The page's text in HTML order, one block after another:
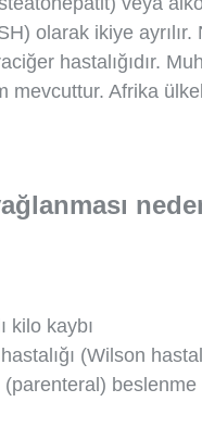
olarak ikiye ayrılır.
hastalığıdır.
Afrika
kilo kaybı
(Wilson
beslenme